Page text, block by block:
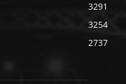
3291
3254
2737